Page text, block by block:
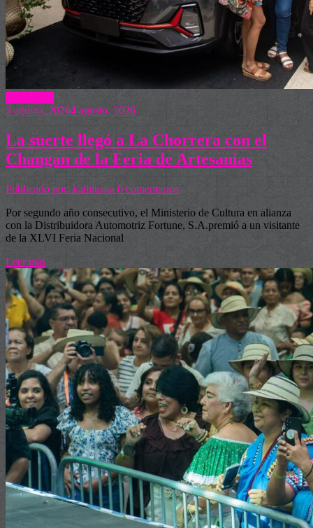
3 agosto, 20264 agosto, 2026
La suerte llegó a La Chorrera con el
Changan de la Feria de Artesanías
Publicado por: kathiuska 0 comentarios
Por segundo año consecutivo, el Ministerio de Cultura en alianza
con la Distribuidora Automotriz Fortune, S.A.premió a un visitante
de la XLVI Feria Nacional
Leer más